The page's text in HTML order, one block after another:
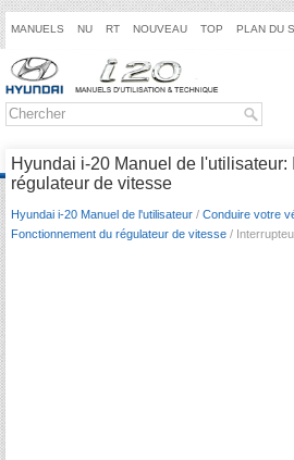
MANUELS NU RT NOUVEAU TOP PLAN DU
Hyundai i-20 Manuel de l'utilisateur:
régulateur de vitesse
Hyundai i-20 Manuel de l'utilisateur / Conduire votre
Fonctionnement du régulateur de vitesse /